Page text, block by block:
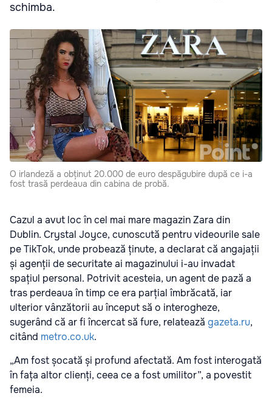
schimba.
O irlandeză a obținut 20.000 de euro despăgubire după ce i-a
fost trasă perdeaua din cabina de probă.
Cazul a avut loc în cel mai mare magazin Zara din
Dublin. Crystal Joyce, cunoscută pentru videourile sale
pe TikTok, unde probează ținute, a declarat că angajații
și agenții de securitate ai magazinului i-au invadat
spațiul personal. Potrivit acesteia, un agent de pază a
tras perdeaua în timp ce era parțial îmbrăcată, iar
ulterior vânzătorii au început să o interogheze,
sugerând că ar fi încercat să fure, relatează gazeta.ru,
citând metro.co.uk.
„Am fost șocată și profund afectată. Am fost interogată
în fața altor clienți, ceea ce a fost umilitor”, a povestit
femeia.